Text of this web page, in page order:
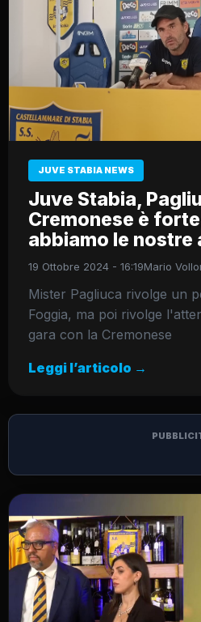
JUVE STABIA NEWS
Juve Stabia,
Cremonese è
abbiamo le nostre
19 Ottobre 2024 - 16:19Mario
Mister Pagliuca rivolge un
Foggia, ma poi rivolge
gara con la Cremonese
Leggi l’articolo →